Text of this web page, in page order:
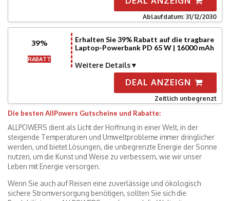
Ablaufdatum: 31/12/2030
39%
RABATT
Erhalten Sie 39% Rabatt auf die tragbare
Laptop-Powerbank PD 65 W | 16000 mAh
Weitere Details
DEAL ANZEIGN
Zeitlich unbegrenzt
Die besten AllPowers Gutscheine und Rabatte:
ALLPOWERS dient als Licht der Hoffnung in einer Welt, in der
steigende Temperaturen und Umweltprobleme immer dringlicher
werden, und bietet Lösungen, die unbegrenzte Energie der Sonne
nutzen, um die Kunst und Weise zu verbessern, wie wir unser
Leben mit Energie versorgen.
Wenn Sie auch auf Reisen eine zuverlässige und ökologisch
sichere Stromversorgung benötigen, sollten Sie sich die